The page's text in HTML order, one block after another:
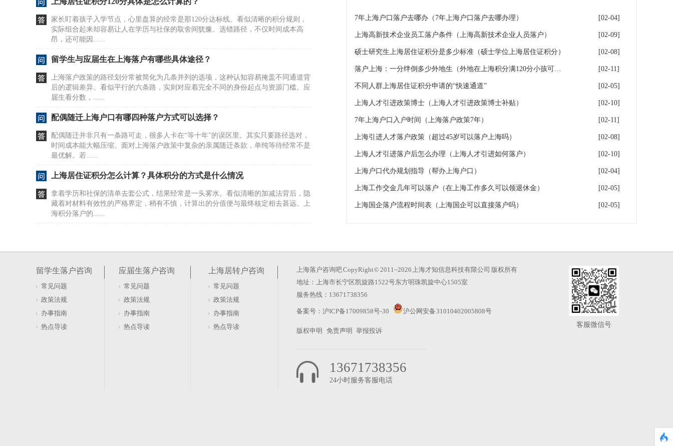
家长盯着孩子入学节点，心里盘算的经常是那120分达标线。看似清晰的积分规则，
实际组合起来却容易让人在学历与社保的取舍间犹豫。选错路径，不仅时间成本高
昂，还可能因......
留学生与应届生在上海落户有哪些具体途径？
上海落户政策的路径划分常被简化为几条并列的选项，这种认知容易掩盖不同通道背
后的逻辑差异。看似平行的六条路，实则对应着完全不同的身份起点与资源门槛。应
届生看分数，......
配偶随迁上海户口有哪四种落户方式可以选择？
配偶随迁并非只有一条路可走，很多人卡在“等十年”的误区里。其实只要路径选对，
时间成本能大幅压缩。面对上海落户政策中复杂的亲属随迁条款，单纯等待经常不是
最优解。若......
上海居住证积分怎么计算？具体积分的方式是什么情况
拿着学历和社保的清单去套公式，结果经常是一头雾水。看似清晰的加减法背后，隐
藏着对材料有效性的严格界定，稍有不慎，计算出的分值便与最终核定相去甚远。上
海积分落户的......
很多人盯着社保和劳动合同，以为这是办证的硬门槛。2026年的政策调整却反其道而
本与租赁......
软考证书能否用于上海居住证积分落户办理
盯着软考证书发呆，以为拿到手就能直接兑换上海户口？这种想法太天真。上海积分
卡在有了证......
7年上海户口落户去哪办（7年上海户口落户去哪办理） [02-04]
上海高新技术企业员工落户条件（上海高新技术企业人员落户） [02-09]
硕士研究生上海居住证积分是多少标准（硕士学位上海居住证积分） [02-08]
落户上海：一分绊倒多少外地生（外地在上海积分满120分小孩可以考上海大学吗） [02-11]
不同人群上海居住证积分申请的“快速通道” [02-05]
上海人才引进政策博士（上海人才引进政策博士补贴） [02-10]
7年上海户口入户时间（上海落户政策7年） [02-11]
上海引进人才落户政策（超过45岁可以落户上海吗） [02-08]
上海人才引进落户后怎么办理（上海人才引进如何落户） [02-10]
上海户口代办规划指导（帮办上海户口） [02-04]
上海工作交金几年可以落户（在上海工作多久可以领退休金） [02-05]
上海国企落户流程时间表（上海国企可以直接落户吗） [02-05]
留学生落户咨询
常见问题
政策法规
办事指南
热点导读
应届生落户咨询
常见问题
政策法规
办事指南
热点导读
上海居转户咨询
常见问题
政策法规
办事指南
热点导读
上海落户咨询吧CopyRight © 2011~2026 上海才知信息科技有限公司 版权所有
地址：上海市长宁区凯旋路1522号东方明珠凯旋中心1505室
服务热线：13671738356
备案号： 沪ICP备17009858号-30 沪公网安备 31010402005808号
版权申明 免责声明 举报投诉
13671738356
24小时服务客服电话
客服微信号